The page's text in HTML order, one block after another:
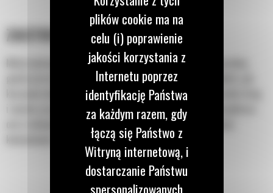
ZASTOSOWANIE
Młoty hydrauliczne Cat® B nadają się do stosowania w szerokiej
gamie prac budowlanych i lekkich prac wyburzeniowych takich, jak
kruszenie chodników, podjazdów oraz krawężników, nawierzchni dróg
i murów, przygotowywanie placów budów i kształtowanie krajobrazu
oraz rozbijanie zamrożonego gruntu w celu naprawy instalacji
plików cookie ma na
celu (i) poprawienie
jakości korzystania z
Internetu poprzez
identyfikację Państwa
za każdym razem, gdy
łączą się Państwo z
Witryną internetową, i
dostarczanie Państwu
spersonalizowanych